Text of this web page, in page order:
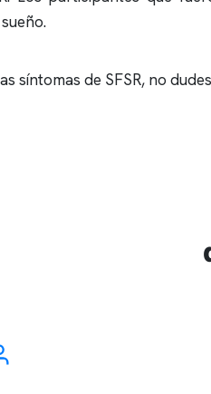
síntomas de SFSR, no